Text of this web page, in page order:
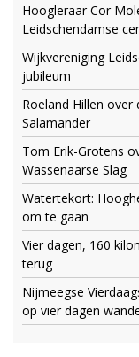
Hoogleraar Cor
Leidschendamse
Wijkvereniging
jubileum
Roeland Hillen
Salamander
Tom Erik-Grotens
Wassenaarse Slag
Watertekort:
om te gaan
Vier dagen, 160
terug
Nijmeegse
op vier dagen